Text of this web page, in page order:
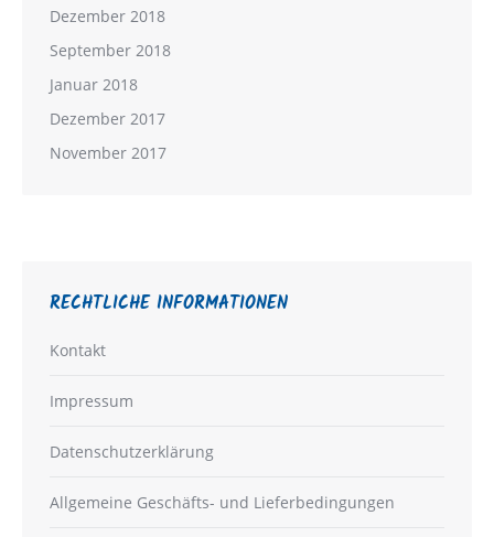
Dezember 2018
September 2018
Januar 2018
Dezember 2017
November 2017
RECHTLICHE INFORMATIONEN
Kontakt
Impressum
Datenschutzerklärung
Allgemeine Geschäfts- und Lieferbedingungen